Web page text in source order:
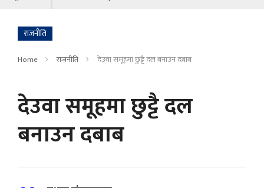
राजनीति
Home राजनीति देउवा समूहमा छुट्टै दल बनाउन दबाब
देउवा समूहमा छुट्टै दल
बनाउन दबाब